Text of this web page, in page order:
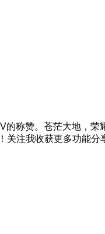
的称赞。苍茫大地，荣
关注我收获更多功能分